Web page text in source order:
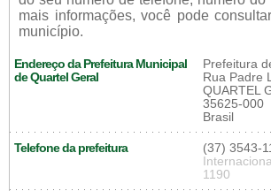
mais informações, você pode
município.
Endereço da Prefeitura Municipal
de Quartel Geral
Prefeitura
Rua Padre
QUARTEL
35625-000
Brasil
Telefone da prefeitura
(37) 3543-
1190